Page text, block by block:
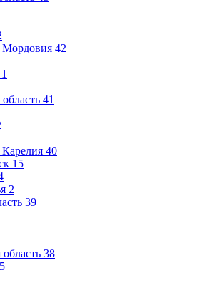
Мордовия 42
1
41
40
15
2
39
38